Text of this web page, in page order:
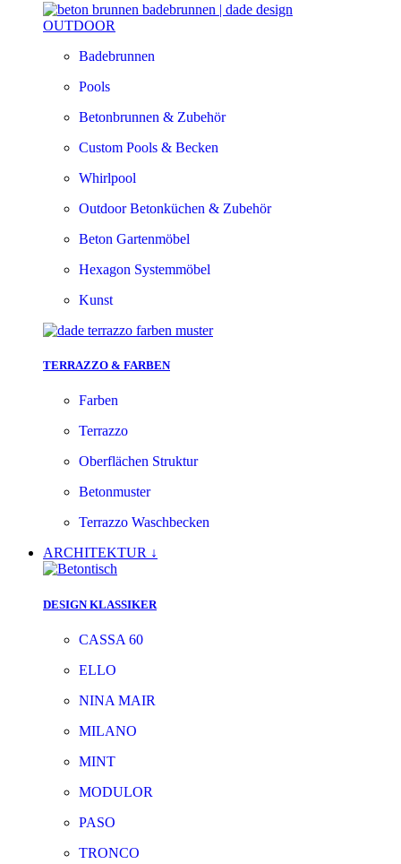
OUTDOOR
Badebrunnen
Pools
Betonbrunnen & Zubehör
Custom Pools & Becken
Whirlpool
Outdoor Betonküchen & Zubehör
Beton Gartenmöbel
Hexagon Systemmöbel
Kunst
TERRAZZO & FARBEN
Farben
Terrazzo
Oberflächen Struktur
Betonmuster
Terrazzo Waschbecken
ARCHITEKTUR ↓
DESIGN KLASSIKER
CASSA 60
ELLO
NINA MAIR
MILANO
MINT
MODULOR
PASO
TRONCO